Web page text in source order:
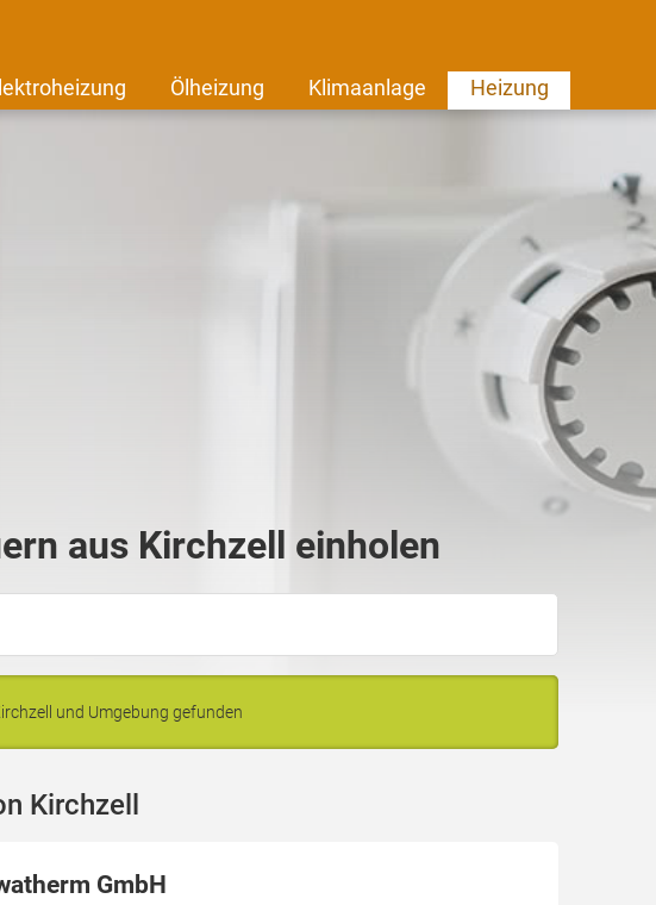
Ölheizung Klimaanlage Heizung
aus Kirchzell einholen
und Umgebung gefunden
Kirchzell
GmbH